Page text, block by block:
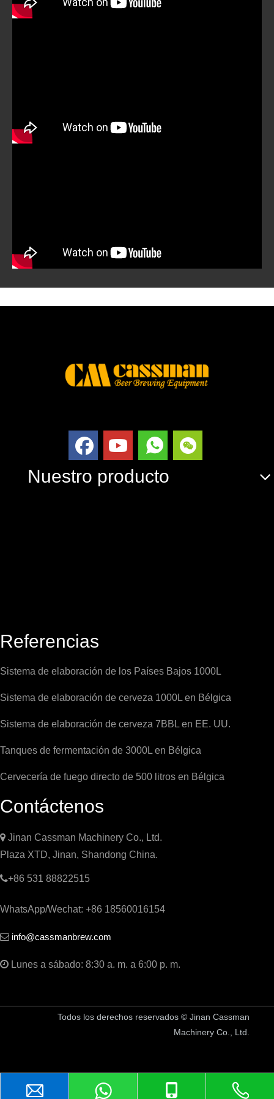
Nuestro producto
Referencias
Sistema de elaboración de los Países Bajos 1000L
Sistema de elaboración de cerveza 1000L en Bélgica
Sistema de elaboración de cerveza 7BBL en EE. UU.
Tanques de fermentación de 3000L en Bélgica
Cervecería de fuego directo de 500 litros en Bélgica
Contáctenos
 Jinan Cassman Machinery Co., Ltd.
Plaza XTD, Jinan, Shandong China.
+86 531 88822515
WhatsApp/Wechat: +86 18560016154
 info@cassmanbrew.com
 Lunes a sábado: 8:30 a. m. a 6:00 p. m.
Todos los derechos reservados © Jinan Cassman
Machinery Co., Ltd.